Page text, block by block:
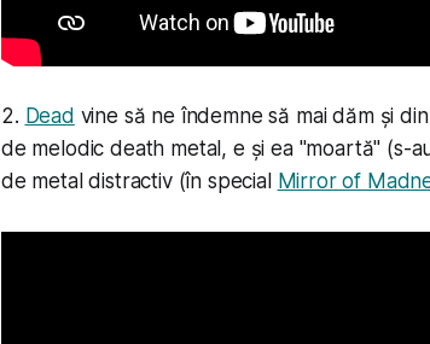
2. Dead vine să ne îndemne să mai dăm și
de melodic death metal, e și ea "moartă" (s-
de metal distractiv (în special Mirror of